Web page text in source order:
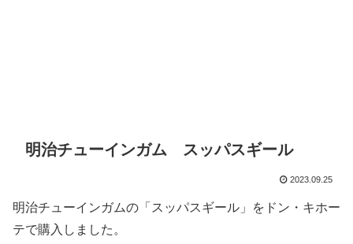
明治チューインガム スッパスギール
2023.09.25
明治チューインガムの「スッパスギール」をドン・キホー
テで購入しました。